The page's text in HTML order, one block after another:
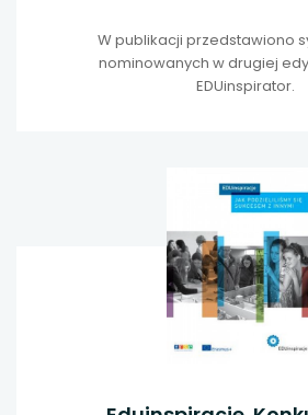
W publikacji przedstawiono
nominowanych w drugiej
EDUinspirator.